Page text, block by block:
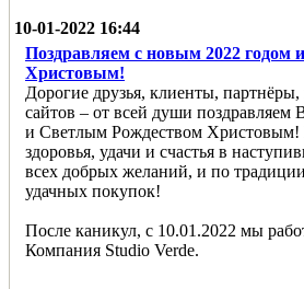
10-01-2022 16:44
Поздравляем с новым 2022 годом
Христовым!
Дорогие друзья, клиенты,
сайтов – от всей души
и Светлым Рождеством Христовым!
здоровья, удачи и счастья в
всех добрых желаний, и по
удачных покупок!
После каникул, с 10.01.2022 мы
Компания Studio Verde.